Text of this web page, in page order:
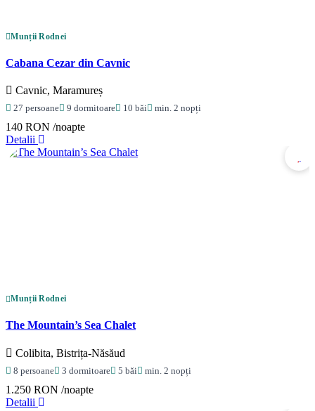
Munții Rodnei
Cabana Cezar din Cavnic
Cavnic, Maramureș
27 persoane 9 dormitoare 10 băi min. 2 nopți
140 RON /noapte
Detalii
Munții Rodnei
The Mountain’s Sea Chalet
Colibita, Bistrița-Năsăud
8 persoane 3 dormitoare 5 băi min. 2 nopți
1.250 RON /noapte
Detalii